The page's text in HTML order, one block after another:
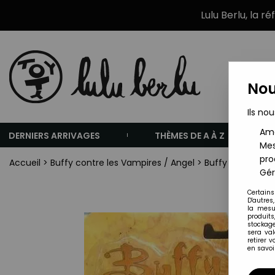
Lulu Berlu, la
DERNIERS ARRIVAGES THÈMES DE A À Z
Accueil > Buffy contre les Vampires / Angel > Buffy The
Ils
la
sera
retirer
en